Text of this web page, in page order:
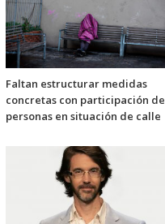
Faltan estructurar medidas
concretas con participación de
personas en situación de calle